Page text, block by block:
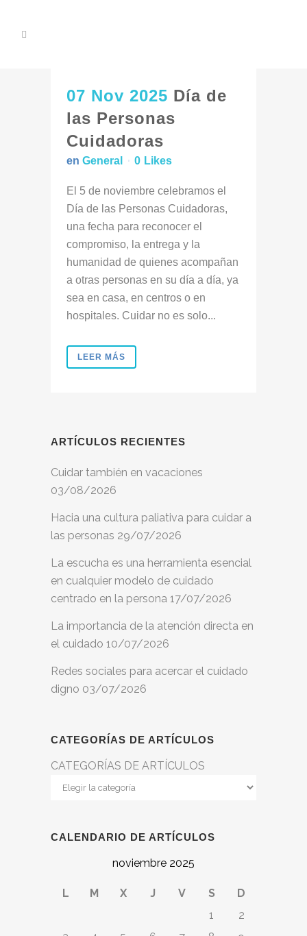
07 Nov 2025 Día de
las Personas
Cuidadoras
en General 0 Likes
El 5 de noviembre celebramos el
Día de las Personas Cuidadoras,
una fecha para reconocer el
compromiso, la entrega y la
humanidad de quienes acompañan
a otras personas en su día a día, ya
sea en casa, en centros o en
hospitales. Cuidar no es solo...
LEER MÁS
ARTÍCULOS RECIENTES
Cuidar también en vacaciones
03/08/2026
Hacia una cultura paliativa para cuidar a
las personas 29/07/2026
La escucha es una herramienta esencial
en cualquier modelo de cuidado
centrado en la persona 17/07/2026
La importancia de la atención directa en
el cuidado 10/07/2026
Redes sociales para acercar el cuidado
digno 03/07/2026
CATEGORÍAS DE ARTÍCULOS
CATEGORÍAS DE ARTÍCULOS
CALENDARIO DE ARTÍCULOS
noviembre 2025
L M X J V S
D
1
2